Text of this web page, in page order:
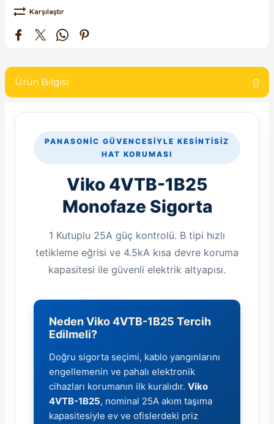
- UPS
Şalterleri
Yol Vericiler
Pako Şalterler
SIMOTION Hareket Kontrol Üniteleri
SIRIUS SAFETY
WinCC Unified Runtime Yazılımları
Karşılaştır
Ürün Bilgisi
PANASONIC GÜVENCESIYLE KESINTISIZ
HAT KORUMASI
Viko 4VTB-1B25
Monofaze Sigorta
1 Kutuplu 25A güç kontrolü. B tipi hızlı
tetikleme eğrisi ve 4.5kA kısa devre koruma
kapasitesi ile güvenli elektrik altyapısı.
Neden Viko 4VTB-1B25 Tercih
Edilmeli?
Doğru sigorta seçimi, kablo yangınlarını
engellemenin ve pahalı elektronik
cihazları korumanın ilk kuralıdır. Viko
4VTB-1B25, nominal 25A akım taşıma
kapasitesiyle ev ve ofislerdeki priz